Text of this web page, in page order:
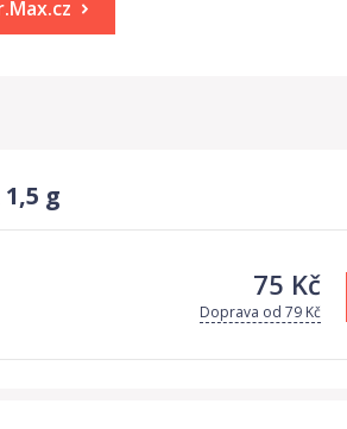
g
75 Kč
Doprava od 79 Kč